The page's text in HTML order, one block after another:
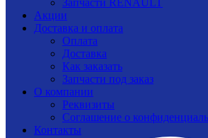
Запчасти RENAULT
Акции
Доставка и оплата
Оплата
Доставка
Как заказать
Запчасти под заказ
О компании
Реквизиты
Соглашение о
Контакты